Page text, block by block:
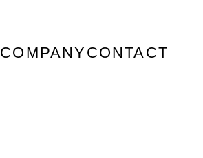
COMPANY CONTACT